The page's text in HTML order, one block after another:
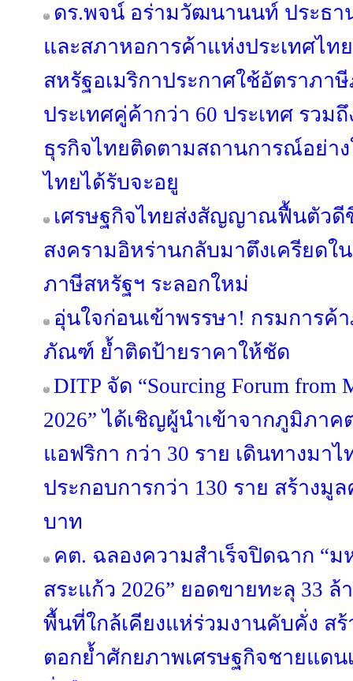
ดร.พจน์ อร่ามวัฒนานนท์ ประธา
และสภาหอการค้าแห่งประเทศไท
สหรัฐอเมริกาประกาศใช้อัตราภา
ประเทศคู่ค้ากว่า 60 ประเทศ รวม
ธุรกิจไทยติดตามสถานการณ์อย่า
ไทยได้รับจะอยู
เศรษฐกิจไทยส่งสัญญาณฟื้นตัวดี
สงครามอิหร่านกลับมาตึงเครียดใ
ภาษีสหรัฐฯ ระลอกใหม่
อุ่นใจก่อนเข้าพรรษา! กรมการค้
ภัณฑ์ ย้ำติดป้ายราคาให้ชัด
DITP จัด “Sourcing Forum from
2026” ได้เชิญผู้นำเข้าจากภูมิภาค
แอฟริกา กว่า 30 ราย เดินทางมา
ประกอบการกว่า 130 ราย สร้างมู
บาท
คต. ฉลองความสำเร็จปิดฉาก “
สระแก้ว 2026” ยอดขายทะลุ 33
พื้นที่ใกล้เคียงแห่ร่วมงานคับคั่ง ส
ตอกย้ำศักยภาพเศรษฐกิจชายแดน